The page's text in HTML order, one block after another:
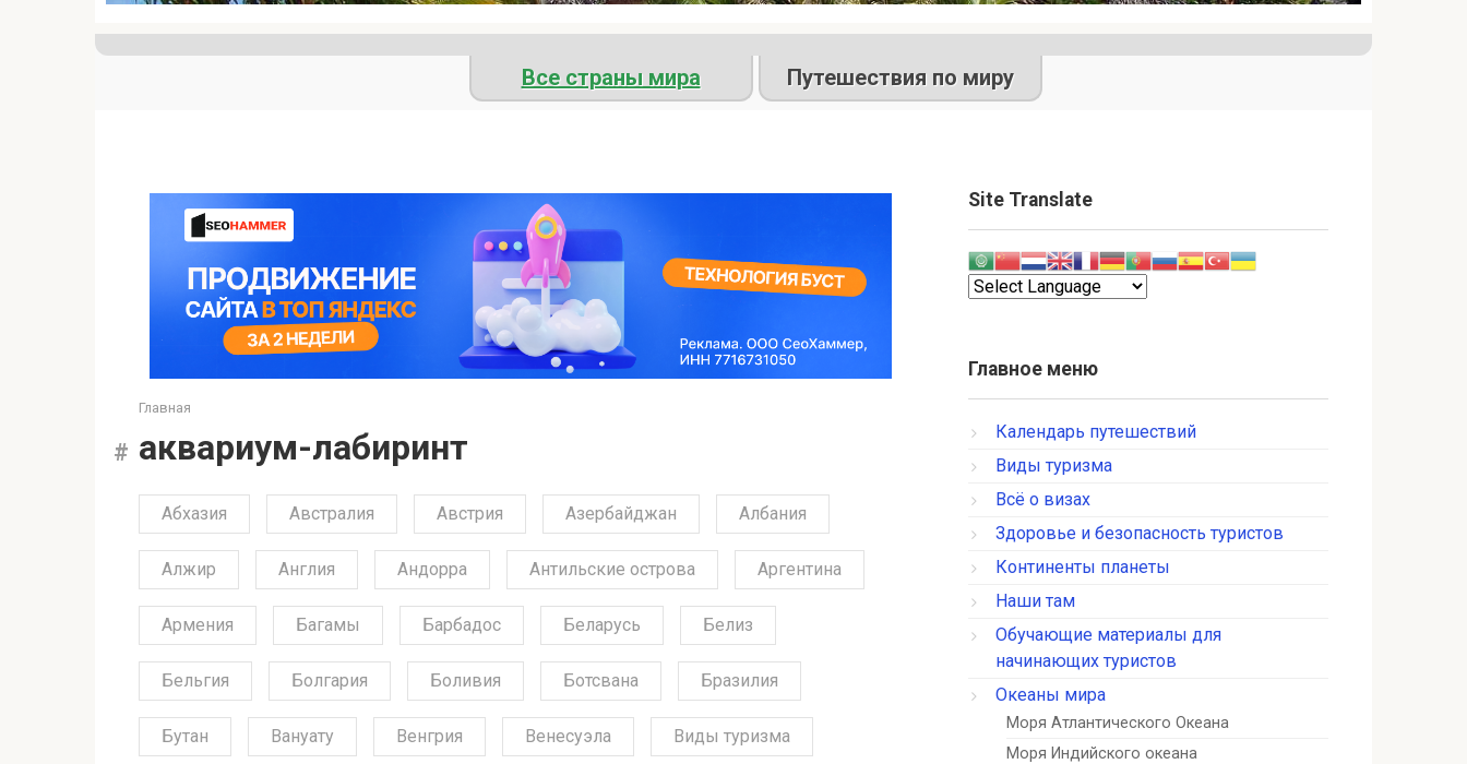
Все страны мира Путешествия по миру
Главная
аквариум-лабиринт
Абхазия Австралия Австрия Азербайджан Албания
Алжир Англия Андорра Антильские острова Аргентина
Армения Багамы Барбадос Беларусь Белиз
Бельгия Болгария Боливия Ботсвана Бразилия
Бутан Вануату Венгрия Венесуэла Виды туризма
Site Translate
Главное меню
Календарь путешествий
Виды туризма
Всё о визах
Здоровье и безопасность туристов
Континенты планеты
Наши там
Обучающие материалы для
начинающих туристов
Океаны мира
Моря Атлантического Океана
Моря Индийского океана